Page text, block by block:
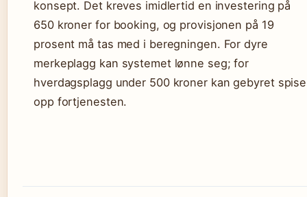
konsept. Det kreves imidlertid en investering på
650 kroner for booking, og provisjonen på 19
prosent må tas med i beregningen. For dyre
merkeplagg kan systemet lønne seg; for
hverdagsplagg under 500 kroner kan gebyret spise
opp fortjenesten.